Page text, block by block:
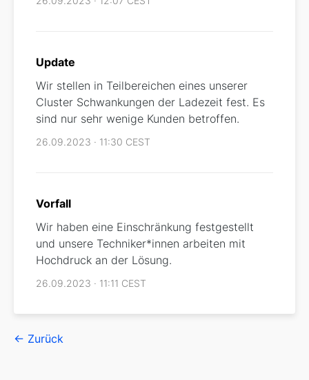
Update
Wir stellen in Teilbereichen eines unserer
Cluster Schwankungen der Ladezeit fest. Es
sind nur sehr wenige Kunden betroffen.
26.09.2023 · 11:30 CEST
Vorfall
Wir haben eine Einschränkung festgestellt
und unsere Techniker*innen arbeiten mit
Hochdruck an der Lösung.
26.09.2023 · 11:11 CEST
← Zurück